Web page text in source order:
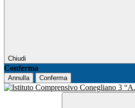
Chiudi
Conferma
Annulla Conferma